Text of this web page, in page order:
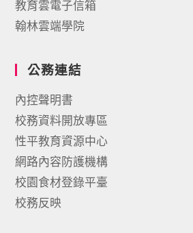
教育雲電子信箱
翰林雲端學院
公務連結
內控聲明書
校務資料開放專區
性平教育資源中心
網路內容防護機構
校園食材登錄平臺
校務反映